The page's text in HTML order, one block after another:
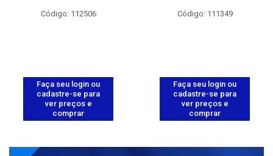
Código: 112506
Faça seu login ou
cadastre-se para
ver preços e
comprar
Código: 111349
Faça seu login ou
cadastre-se para
ver preços e
comprar